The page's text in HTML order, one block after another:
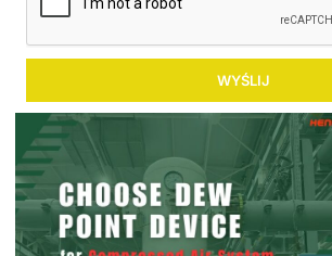
WYŚLIJ